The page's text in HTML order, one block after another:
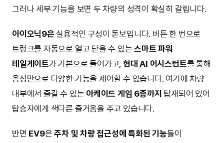
그러나 세부 기능을 보면 두 차량의 성격이 확실히 갈립니다.
아이오닉9은 실용적인 구성이 돋보입니다. 버튼 한 번으로
트렁크를 자동으로 열고 닫을 수 있는스마트 파워
테일게이트가 기본으로 들어가고,현대 AI 어시스턴트를 통해
음성만으로 다양한 기능을 제어할 수 있습니다. 여기에 차량
내부에서 즐길 수 있는 아케이드 게임 6종까지 탑재되어 있어
탑승자에게 색다른 즐거움을 주고 있습니다.
반면 EV9은주차 및 차량 접근성에 특화된 기능들이